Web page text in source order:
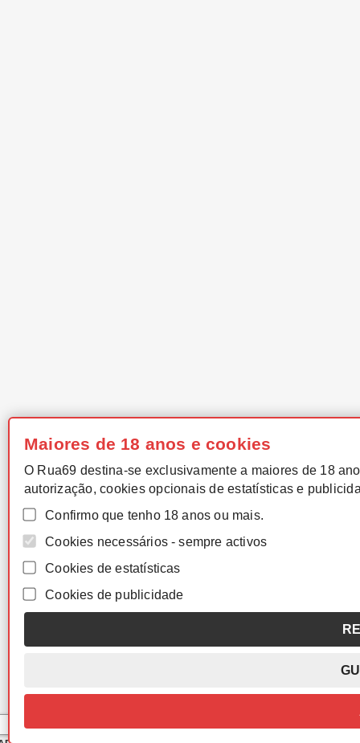
Maiores de 18 anos e cookies
O Rua69 destina-se exclusivamente a maiores de 18
autorização, cookies opcionais de estatísticas e
Confirmo que tenho 18 anos ou mais.
Cookies necessários - sempre activos
Cookies de estatísticas
Cookies de publicidade